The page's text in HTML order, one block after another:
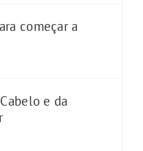
começar a
e da